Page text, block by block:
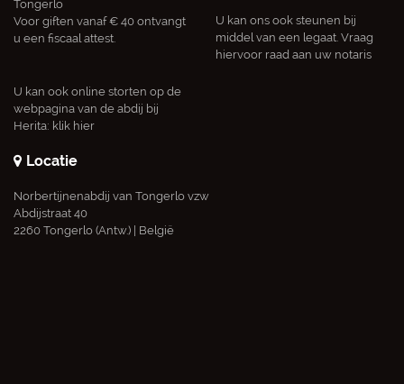
Tongerlo
Voor giften vanaf € 40 ontvangt
u een fiscaal attest.
U kan ook online storten op de
webpagina van de abdij bij
Herita: klik hier
U kan ons ook steunen bij
middel van een legaat. Vraag
hiervoor raad aan uw notaris
Locatie
Norbertijnenabdij van Tongerlo vzw
Abdijstraat 40
2260 Tongerlo (Antw.) | België